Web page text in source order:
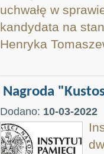
uchwałę w
kandydata na
Henryka
Nagroda
Dodano: 10-03-2022